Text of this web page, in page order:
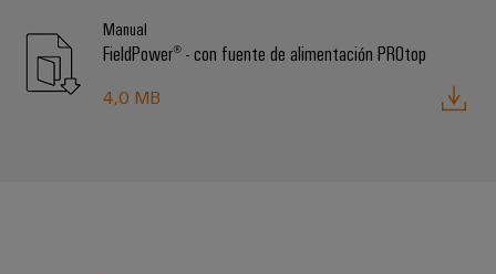
Manual
FieldPower® - con fuente de alimentación PROtop
4,0 MB